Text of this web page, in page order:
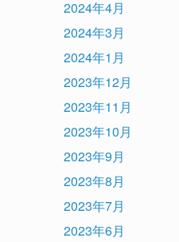
2024年4月
2024年3月
2024年1月
2023年12月
2023年11月
2023年10月
2023年9月
2023年8月
2023年7月
2023年6月